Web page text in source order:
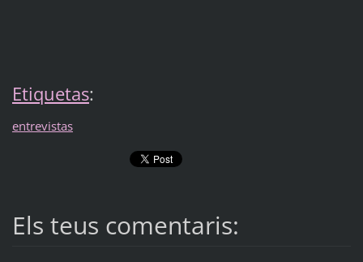
Etiquetas:
entrevistas
Els teus comentaris: